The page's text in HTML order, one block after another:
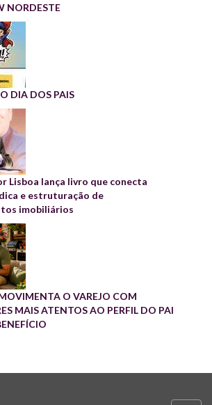
NORDESTE
DIA DOS PAIS
Lisboa lança livro que conecta
e estruturação de
imobiliários
O VAREJO COM
MAIS ATENTOS AO PERFIL DO PAI